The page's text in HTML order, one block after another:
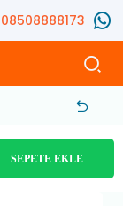
08508888173
Lastik Tamir Kiti
SEPETE EKLE